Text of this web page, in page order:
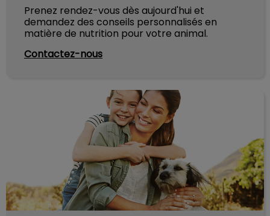
Prenez rendez-vous dès aujourd'hui et
demandez des conseils personnalisés en
matière de nutrition pour votre animal.
Contactez-nous
Optimisez votre visite !